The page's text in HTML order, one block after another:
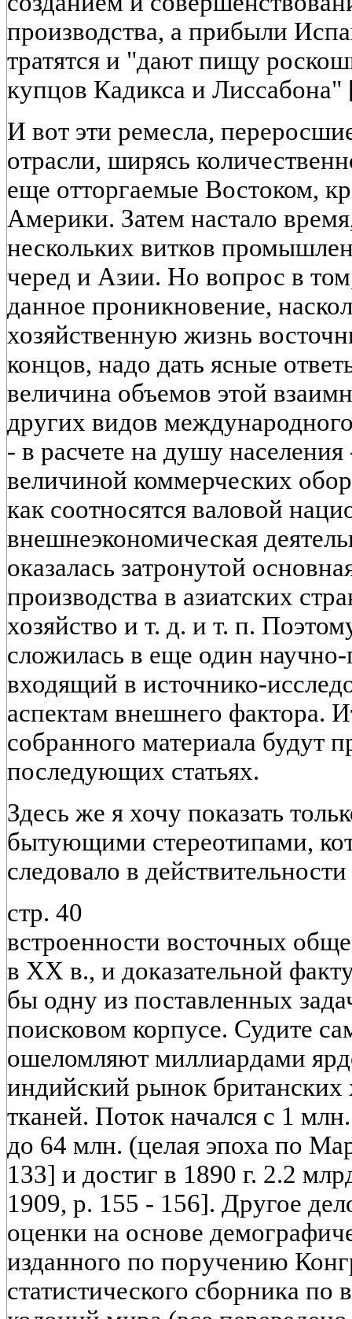
производства, а прибыли
тратятся и "дают пищу
купцов Кадикса и
И вот эти ремесла,
отрасли, ширясь
еще отторгаемые Востоком,
Америки. Затем настало
нескольких витков
черед и Азии. Но вопрос в
данное проникновение,
хозяйственную жизнь
концов, надо дать ясные
величина объемов этой
других видов
- в расчете на душу
величиной коммерческих
как соотносятся валовой
внешнеэкономическая
оказалась затронутой
производства в азиатских
хозяйство и т. д. и т. п.
сложилась в еще один
входящий в источнико-
аспектам внешнего фактора.
собранного материала будут
последующих статьях.
Здесь же я хочу показать
бытующими стереотипами,
следовало в
стр. 40
встроенности восточных
в XX в., и доказательной
бы одну из поставленных
поисковом корпусе. Судите
ошеломляют миллиардами
индийский рынок
тканей. Поток начался с 1
до 64 млн. (целая эпоха по
133] и достиг в 1890 г. 2.2
1909, p. 155 - 156]. Другое
оценки на основе
изданного по поручению
статистического сборника по